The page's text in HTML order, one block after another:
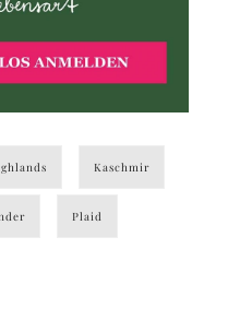
Kaschmir
Plaid